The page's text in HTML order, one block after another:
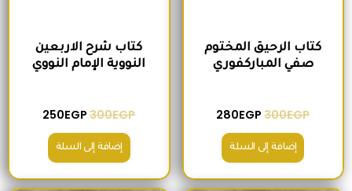
كتاب الرحيق المختوم
صفي المباركفوري
300EGP
280EGP
إضافة إلى السلة
كتاب شرح الاربعين
النووية الإمام النووي
300EGP
250EGP
إضافة إلى السلة